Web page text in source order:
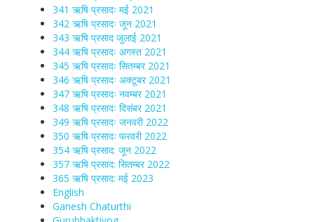
341 ऋषि प्रसादः मई 2021
342 ऋषि प्रसादः जून 2021
343 ऋषि प्रसाद जुलाई 2021
344 ऋषि प्रसादः अगस्त 2021
345 ऋषि प्रसादः सितम्बर 2021
346 ऋषि प्रसादः अक्टूबर 2021
347 ऋषि प्रसादः नवम्बर 2021
348 ऋषि प्रसादः दिसंबर 2021
349 ऋषि प्रसादः जनवरी 2022
350 ऋषि प्रसादः फरवरी 2022
354 ऋषि प्रसाद: जून 2022
357 ऋषि प्रसाद: सितम्बर 2022
365 ऋषि प्रसाद: मई 2023
English
Ganesh Chaturthi